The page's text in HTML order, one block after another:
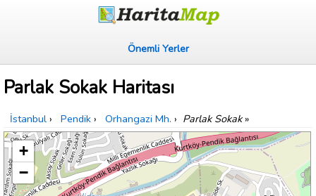
Önemli Yerler
Parlak Sokak Haritası
İstanbul › Pendik › Orhangazi Mh. › Parlak Sokak»
+
−